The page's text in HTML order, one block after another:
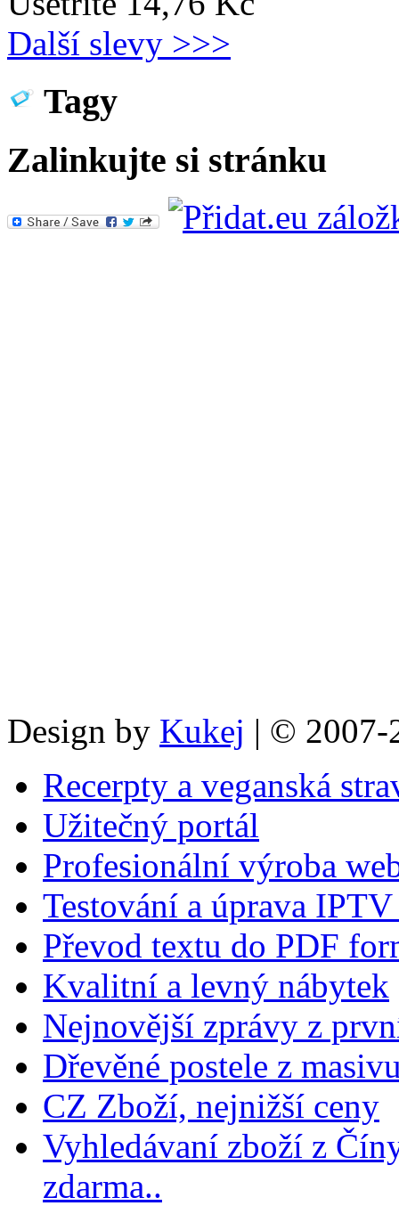
Další slevy >>>
Tagy
Zalinkujte si stránku
Design by Kukej | © 2007-
Recerpty a veganská
Užitečný portál
Profesionální výroba
Testování a úprava
Převod textu do PDF
Kvalitní a levný nábytek
Nejnovější zprávy z
Dřevěné postele z
CZ Zboží, nejnižší ceny
Vyhledávaní zboží z
zdarma..